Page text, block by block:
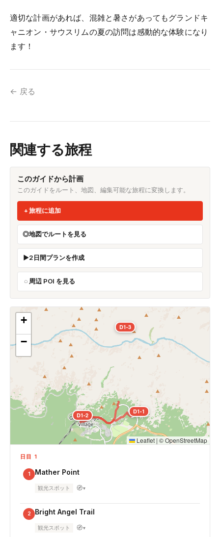
適切な計画があれば、混雑と暑さがあってもグランドキ
ャニオン・サウスリムの夏の訪問は感動的な体験になり
ます！
← 戻る
関連する旅程
このガイドから計画
このガイドをルート、地図、編集可能な旅程に変換します。
旅程に追加
地図でルートを見る
2日間プランを作成
周辺 POI を見る
D1-1
D1-2
D1-3
+
−
Leaflet | ©OpenStreetMap
日目 1
1 Mather Point
観光スポット 🧭▾
2 Bright Angel Trail
観光スポット 🧭▾